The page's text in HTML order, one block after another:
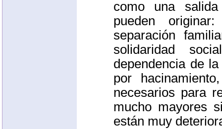
como una
pueden
separación
solidaridad
dependencia de
por
necesarios para
mucho mayores
están muy